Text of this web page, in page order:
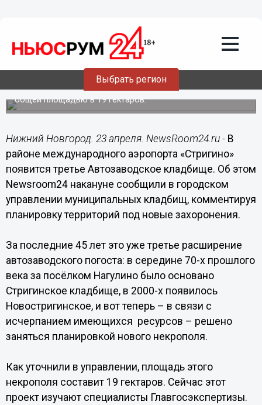
Выбрать регион
23.04.202001:25
Главгосэкспертиза изучит проект
нового кладбища на Автозаводе
В южной части района планируется разместить погост
общей площадью в 19 гектаров.
Нижний Новгород. 23 апреля. NewsRoom24.ru - В
районе международного аэропорта «Стригино»
появится третье Автозаводское кладбище. Об этом
Newsroom24 накануне сообщили в городском
управлении муниципальных кладбищ, комментируя
планировку территорий под новые захоронения.
За последние 45 лет это уже третье расширение
автозаводского погоста: в середине 70-х прошлого
века за посёлком Нагулино было основано
Стригинское кладбище, в 2000-х появилось
Новостригинское, и вот теперь – в связи с
исчерпанием имеющихся ресурсов – решено
заняться планировкой нового некрополя.
Как уточнили в управлении, площадь этого
некрополя составит 19 гектаров. Сейчас этот
проект изучают специалисты Главгосэкспертизы.